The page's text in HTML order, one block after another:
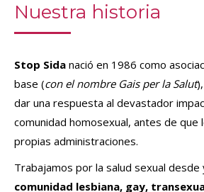
Nuestra historia
Stop Sida nació en 1986 como
base (con el nombre Gais per la Salut
dar una respuesta al devastador
comunidad homosexual, antes de que
propias administraciones.
Trabajamos por la salud sexual desde
comunidad lesbiana, gay,